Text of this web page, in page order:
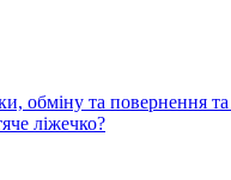
обміну та повернення та
ліжечко?